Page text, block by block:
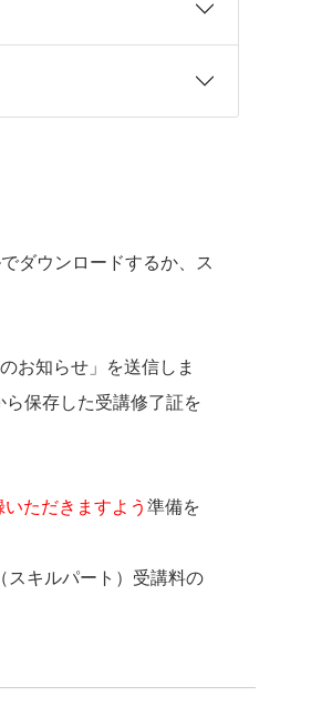
ダウンロードするか、ス
お知らせ」を送信しま
保存した受講修了証を
ただきますよう 準備を
スキルパート）受講料の